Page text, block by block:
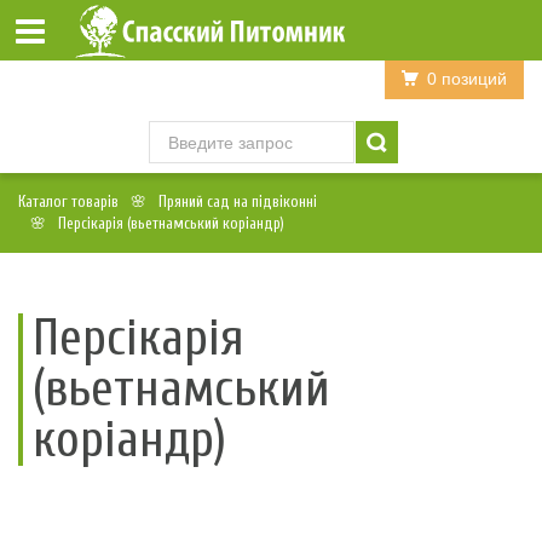
Войти Регистрация
0 позиций
Каталог товарів
Пряний сад на підвіконні
Персікарія (вьетнамський коріандр)
Персікарія
(вьетнамський
коріандр)